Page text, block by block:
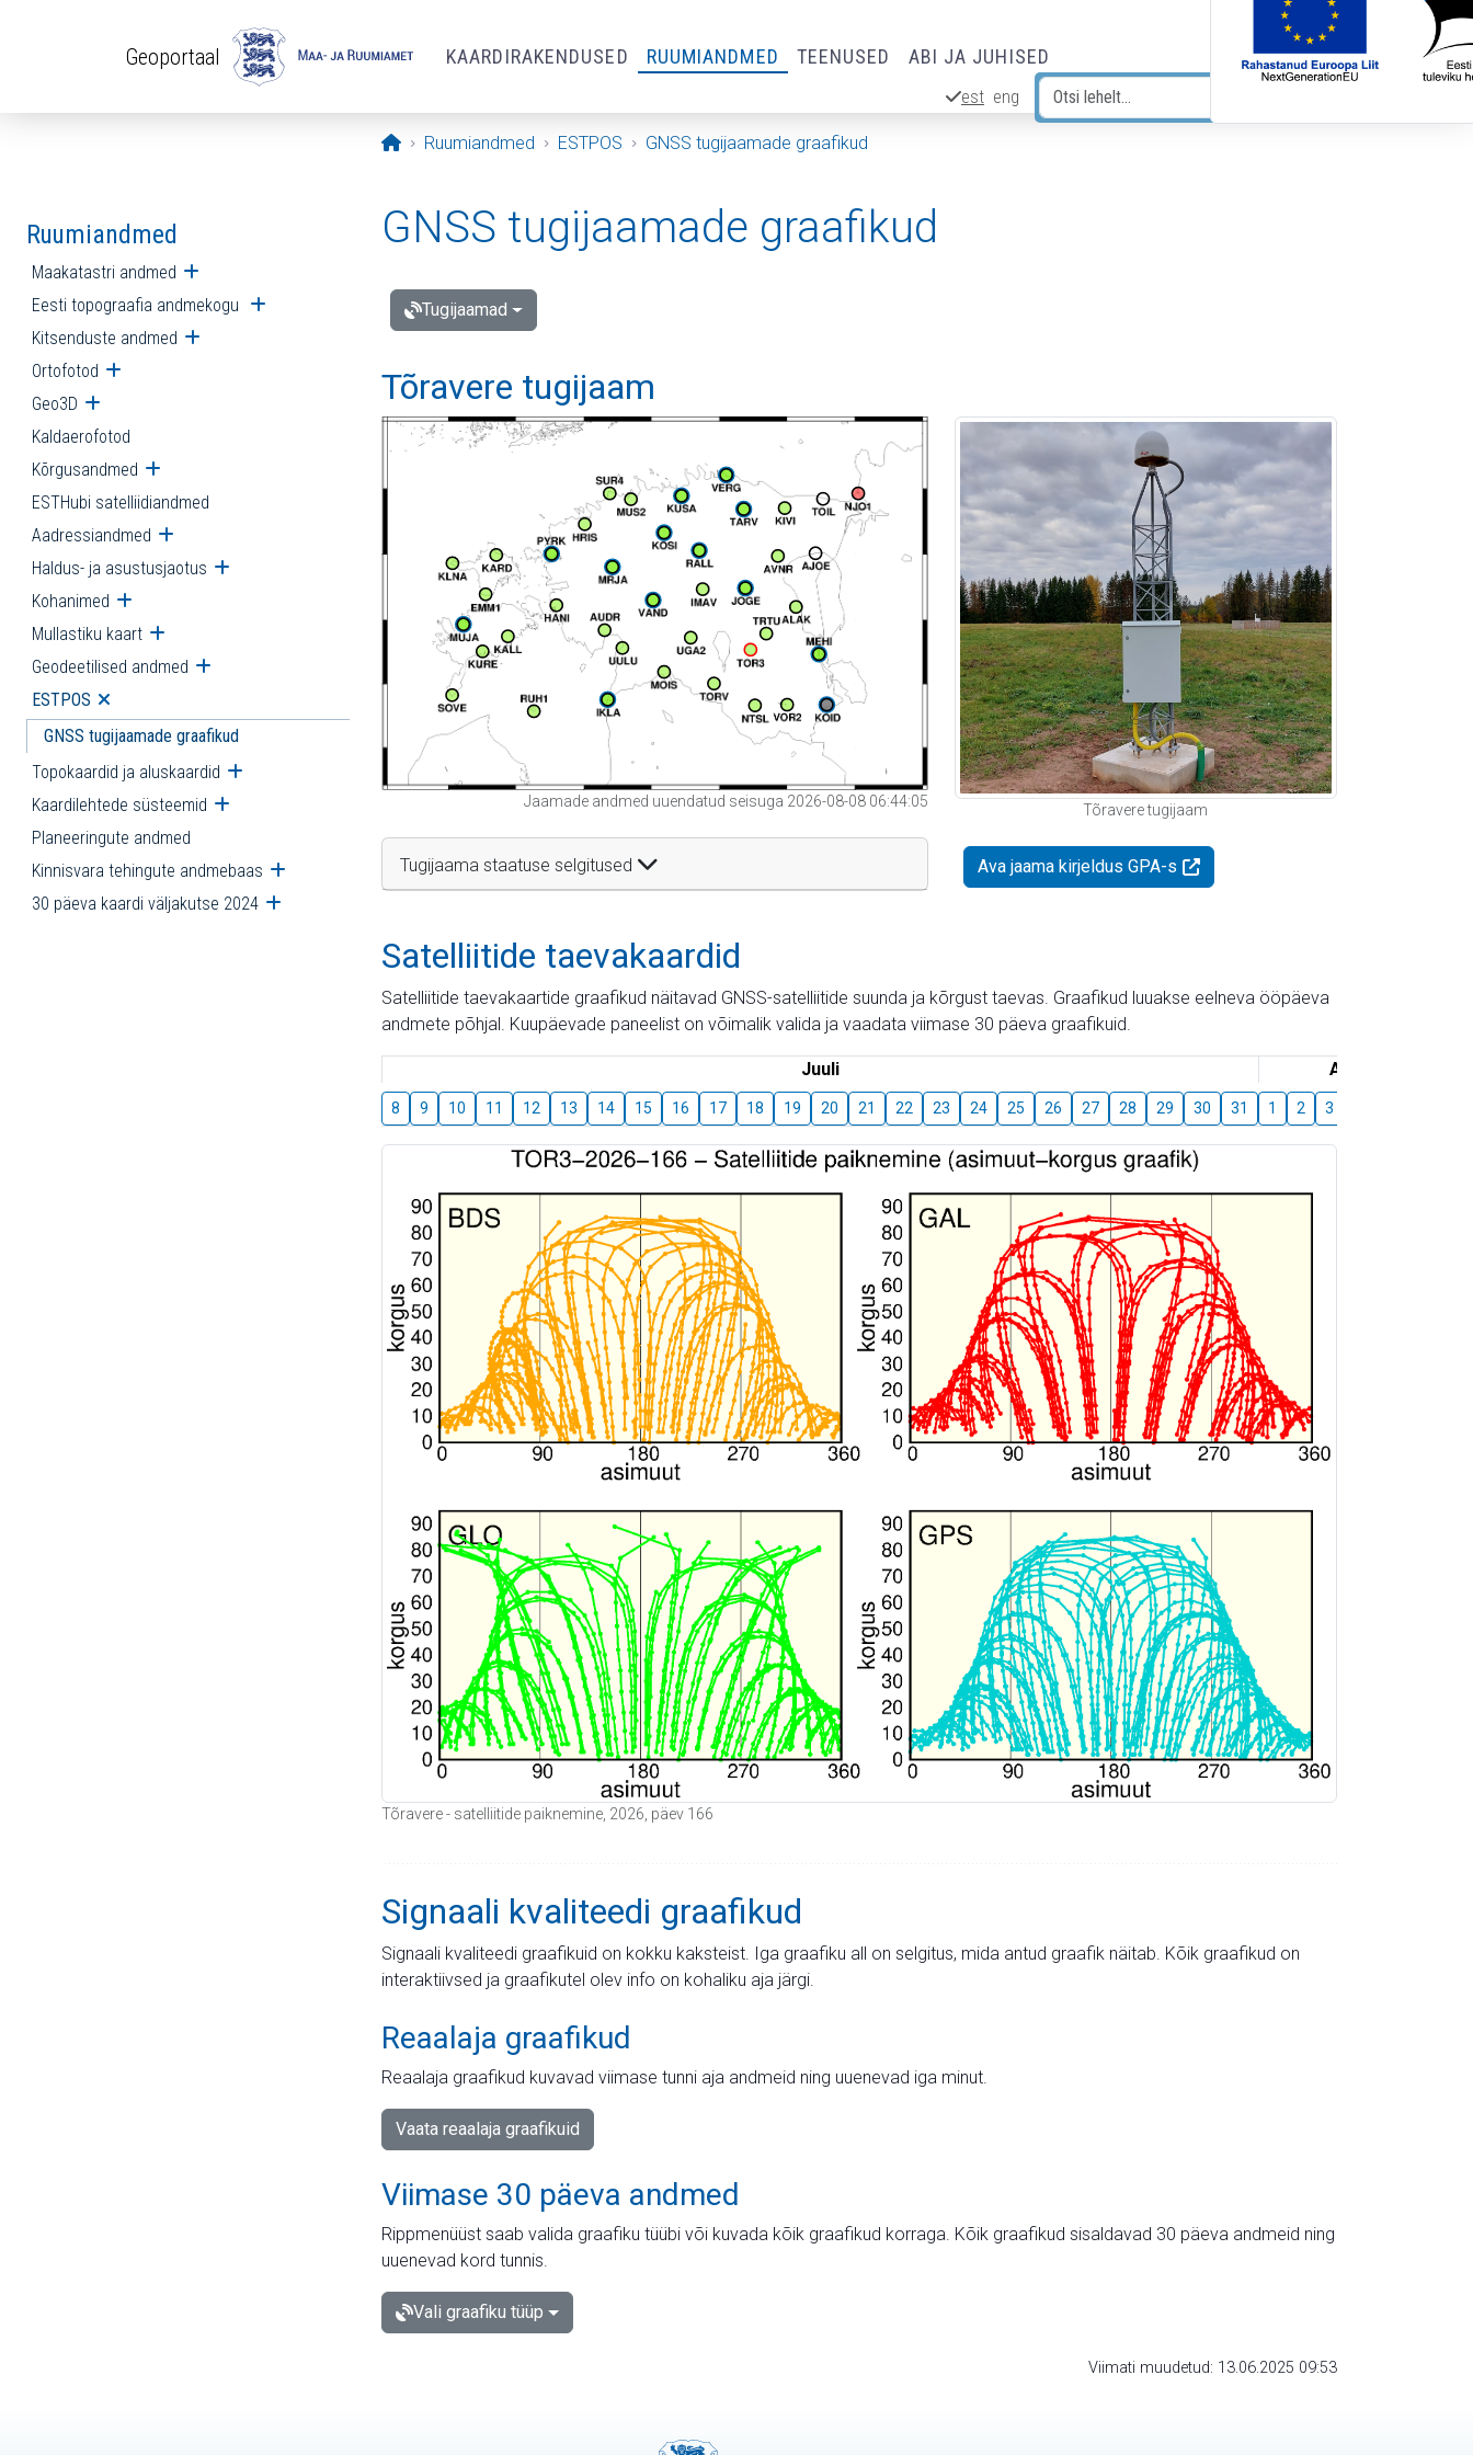
Geoportaal KAARDIRAKENDUSED RUUMIANDMED TEENUSED ABI JA JUHISED
est eng
Avaleht
Ruumiandmed ESTPOS GNSS tugijaamade graafikud
Ruumiandmed
Maakatastri andmed Ava alammenüü
Eesti topograafia andmekogu Ava alammenüü
Kitsenduste andmed Ava alammenüü
Ortofotod Ava alammenüü
Geo3D Ava alammenüü
Kaldaerofotod
Kõrgusandmed Ava alammenüü
ESTHubi satelliidiandmed
Aadressiandmed Ava alammenüü
Haldus- ja asustusjaotus Ava alammenüü
Kohanimed Ava alammenüü
Mullastiku kaart Ava alammenüü
Geodeetilised andmed Ava alammenüü
ESTPOS Ava alammenüü
GNSS tugijaamade graafikud
Topokaardid ja aluskaardid Ava alammenüü
Kaardilehtede süsteemid Ava alammenüü
Planeeringute andmed
Kinnisvara tehingute andmebaas Ava alammenüü
30 päeva kaardi väljakutse 2024 Ava alammenüü
GNSS tugijaamade graafikud
Tugijaamad
Tõravere tugijaam
Jaamade andmed uuendatud seisuga 2026-08-08 06:44:05
Tugijaama staatuse selgitused
Tõravere tugijaam
Ava jaama kirjeldus GPA-s
Satelliitide taevakaardid
Satelliitide taevakaartide graafikud näitavad GNSS-satelliitide suunda ja kõrgust taevas. Graafikud luuakse eelneva ööpäeva
andmete põhjal. Kuupäevade paneelist on võimalik valida ja vaadata viimase 30 päeva graafikuid.
Juuli August
8 9 10 11 12 13 14 15 16 17 18 19 20 21 22 23 24 25 26 27 28 29 30 31 1 2 3
Tõravere - satelliitide paiknemine, 2026, päev 166
Signaali kvaliteedi graafikud
Signaali kvaliteedi graafikuid on kokku kaksteist. Iga graafiku all on selgitus, mida antud graafik näitab. Kõik graafikud on
interaktiivsed ja graafikutel olev info on kohaliku aja järgi.
Reaalaja graafikud
Reaalaja graafikud kuvavad viimase tunni aja andmeid ning uuenevad iga minut.
Vaata reaalaja graafikuid
Viimase 30 päeva andmed
Rippmenüüst saab valida graafiku tüübi või kuvada kõik graafikud korraga. Kõik graafikud sisaldavad 30 päeva andmeid ning
uuenevad kord tunnis.
Vali graafiku tüüp
Viimati muudetud: 13.06.2025 09:53